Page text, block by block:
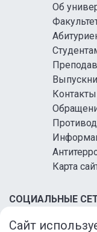
Об
Контакты
Карта
СОЦИАЛЬНЫЕ
Сайт